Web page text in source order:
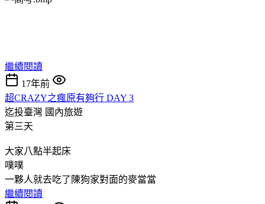
繼續閱讀
17年前
超CRAZY之瘋原有夠行 DAY 3
迄投臺灣 國內旅遊
第三天
大家八點半起床
噗噗
一夥人就去吃了陳狗家對面的麥當當
繼續閱讀